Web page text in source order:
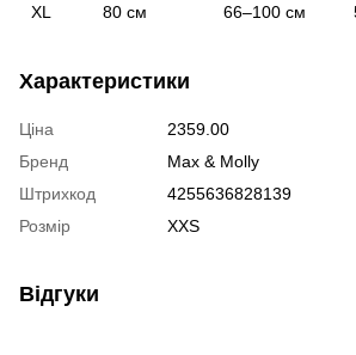
XL
80 см 66–100 см
Характеристики
Ціна
2359.00
Бренд
Max & Molly
Штрихкод
4255636828139
Розмір
XXS
Відгуки